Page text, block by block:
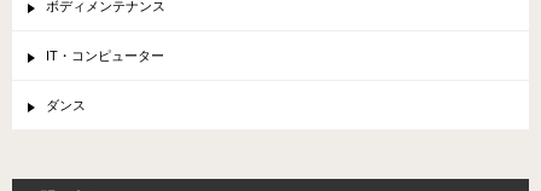
ボディメンテナンス
IT・コンピューター
ダンス